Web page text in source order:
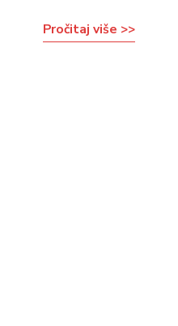
Pročitaj više >>